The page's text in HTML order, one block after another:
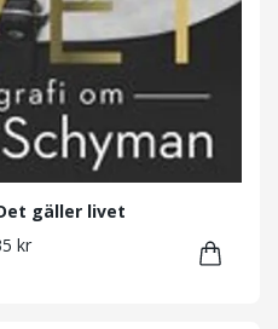
gäller livet
kr